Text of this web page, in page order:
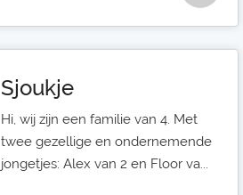
Sjoukje
Hi, wij zijn een familie van 4. Met
twee gezellige en ondernemende
jongetjes: Alex van 2 en Floor va...